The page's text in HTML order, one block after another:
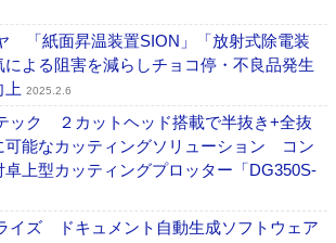
「紙面昇温装置SION」「放射式除電装
よる阻害を減らしチョコ停・不良品発生
上 2025.2.6
ック ２カットヘッド搭載で半抜き+全抜
可能なカッティングソリューション コン
上型カッティングプロッター「DG350S-
イズ ドキュメント自動生成ソフトウェア